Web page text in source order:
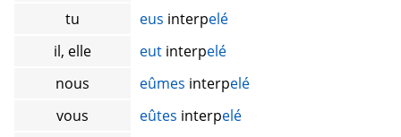
tu
eus interpelé
il, elle
eut interpelé
nous
eûmes interpelé
vous
eûtes interpelé